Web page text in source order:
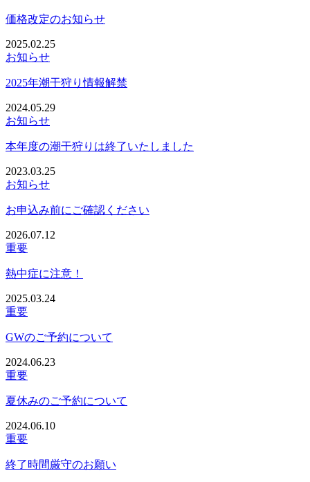
価格改定のお知らせ
2025.02.25
お知らせ
2025年潮干狩り情報解禁
2024.05.29
お知らせ
本年度の潮干狩りは終了いたしました
2023.03.25
お知らせ
お申込み前にご確認ください
2026.07.12
重要
熱中症に注意！
2025.03.24
重要
GWのご予約について
2024.06.23
重要
夏休みのご予約について
2024.06.10
重要
終了時間厳守のお願い